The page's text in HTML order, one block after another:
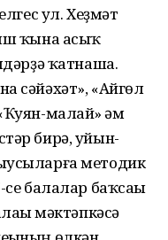
ул. Хеҙмәт
ҡына асыҡ
ҡатнаша.
сәйәхәт», «Айгөл
малай» һәм
бирә, уйын-
методик
балалар баҡсаһы
мәктәпкәсә